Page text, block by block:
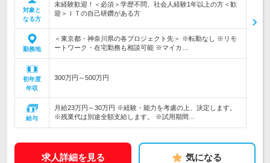
対象と
なる方
未経験歓迎！＜必須＞学歴不問、社会人経験1年以上の方＜歓
迎＞ＩＴの自己研鑽がある方
勤務地
＜東京都・神奈川県の各プロジェクト先＞ ※転勤なし ※リモ
ートワーク・在宅勤務も相談可能 ※マイカ…
初年度
年収
300万円～500万円
給与
月給23万円～30万円 ※経験・能力を考慮の上、決定します。
※残業代は別途全額支給します。 ※試用期間…
求人詳細を見る 気になる